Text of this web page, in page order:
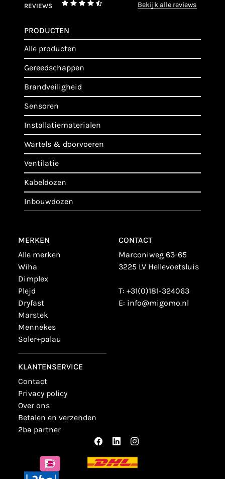
REVIEWS bekijk alle reviews
PRODUCTEN
alle producten
gereedschappen
brandveiligheid
sensoren
installatiematerialen
wartels & doorvoeren
ventilatie
kabeldozen
inbouwdozen
MERKEN
alle merken
wiha
dimplex
plejd
dryfast
marstek
mennekes
soler+palau
KLANTENSERVICE
contact
privacy policy
over ons
betalen en verzenden
2ba partner
CONTACT
Marconiweg 63-65
3225 LV Hellevoetsluis
T: +31(0)181-324063
E: info@migomo.nl